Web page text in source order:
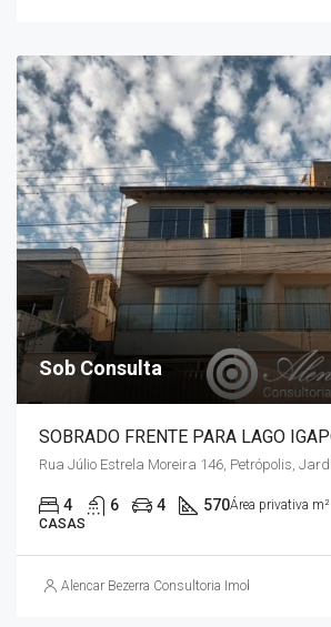
Sob Consulta
4 6 4 570Área privativa m²
CASAS
Alencar Bezerra Consultoria Imobiliária